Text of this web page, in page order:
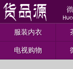
服装内衣
电视购物